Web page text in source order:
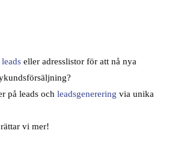
leads eller adresslistor för att nå nya
på leads och leadsgenerering via unika
vi mer!